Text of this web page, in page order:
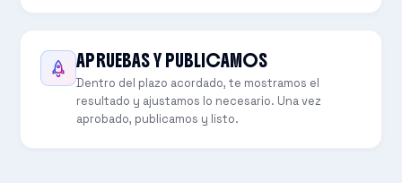
APRUEBAS Y PUBLICAMOS
Dentro del plazo acordado, te mostramos el
resultado y ajustamos lo necesario. Una vez
aprobado, publicamos y listo.